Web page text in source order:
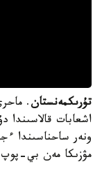
تۇرىكمەنستان
ونەر ساحناسىندا
مۋزىكا مەن بي-پوپ